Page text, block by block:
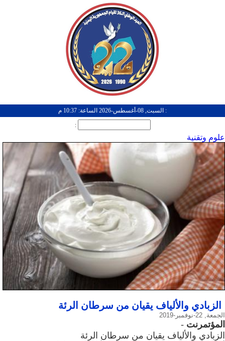
: السبت, 08-أغسطس-2026 الساعة: 10:37 م
:
علوم وتقنية
الزبادي والألياف يقيان من سرطان الرئة
الجمعة, 22-نوفمبر-2019
المؤتمرنت -
الزبادي والألياف يقيان من سرطان الرئة